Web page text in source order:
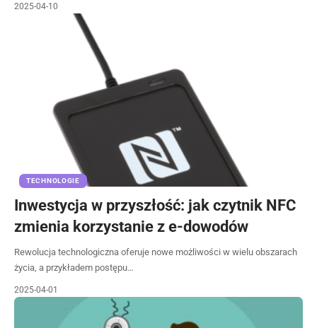
2025-04-10
TECHNOLOGIE
Inwestycja w przyszłość: jak czytnik NFC
zmienia korzystanie z e-dowodów
Rewolucja technologiczna oferuje nowe możliwości w wielu obszarach
życia, a przykładem postępu…
2025-04-01